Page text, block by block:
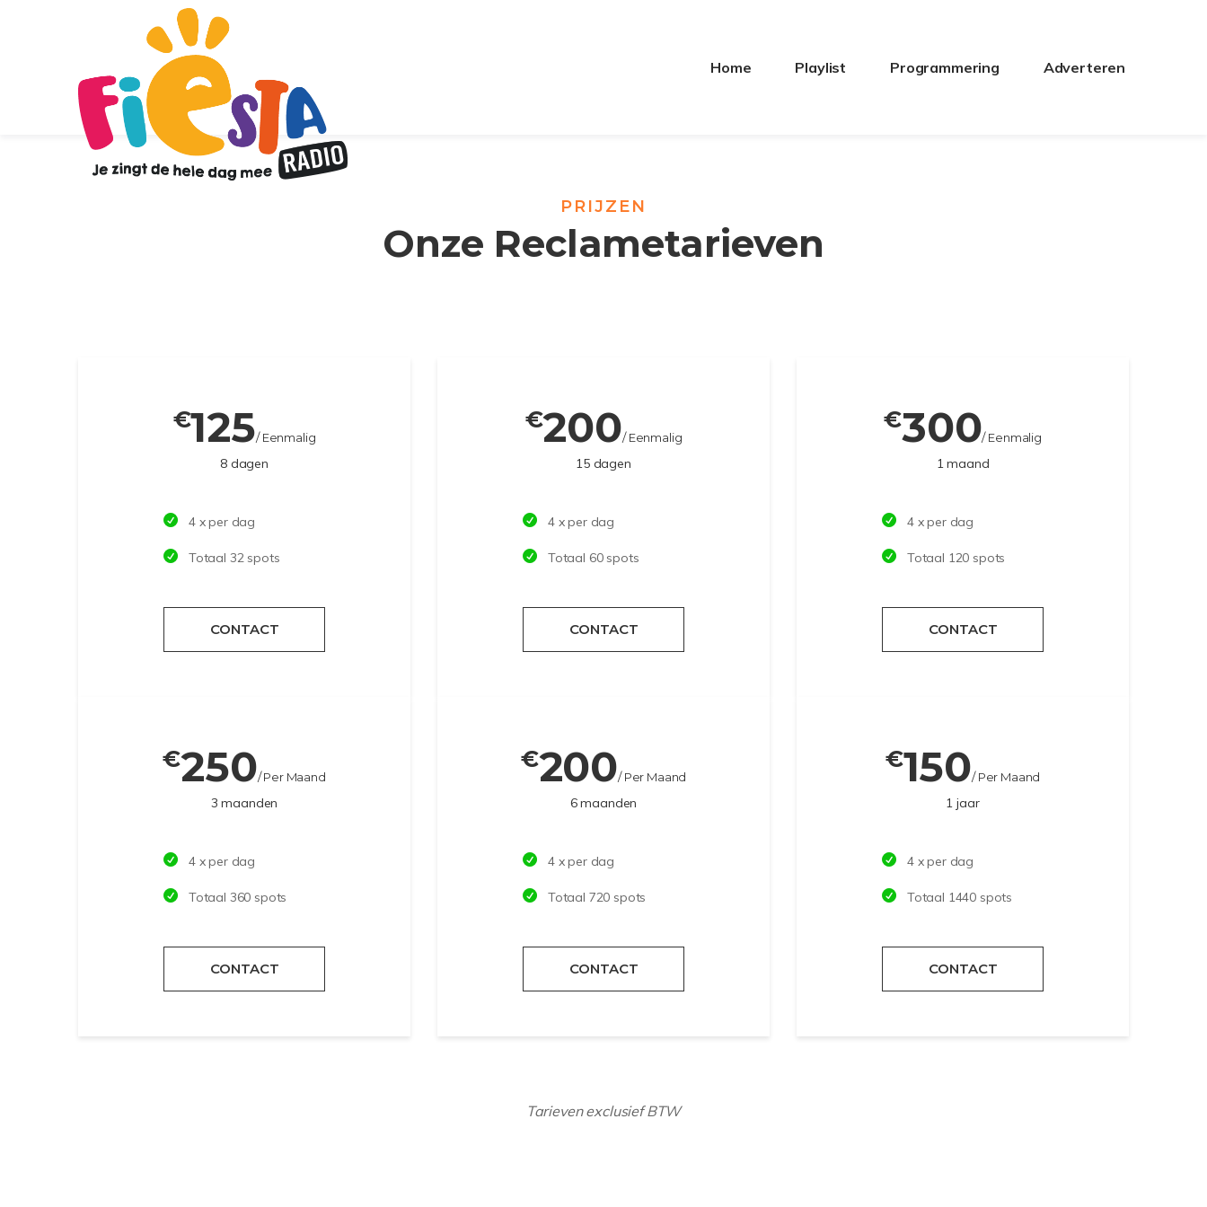
Home Playlist Programmering Adverteren
PRIJZEN
Onze Reclametarieven
€125/ Eenmalig
8 dagen
4 x per dag
Totaal 32 spots
CONTACT
€200/ Eenmalig
15 dagen
4 x per dag
Totaal 60 spots
CONTACT
€300/ Eenmalig
1 maand
4 x per dag
Totaal 120 spots
CONTACT
€250/ Per Maand
3 maanden
4 x per dag
Totaal 360 spots
CONTACT
€200/ Per Maand
6 maanden
4 x per dag
Totaal 720 spots
CONTACT
€150/ Per Maand
1 jaar
4 x per dag
Totaal 1440 spots
CONTACT
Tarieven exclusief BTW